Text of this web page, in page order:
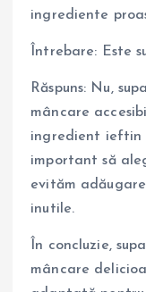
ingrediente
Întrebare: Este
Răspuns: Nu,
mâncare
ingredient ieftin
important să
evităm
inutile.
În concluzie,
mâncare